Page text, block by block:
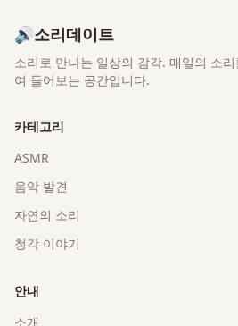
🔊소리데이트
소리로 만나는 일상의 감각. 매일의 소
여 들어보는 공간입니다.
카테고리
ASMR
음악 발견
자연의 소리
청각 이야기
안내
소개